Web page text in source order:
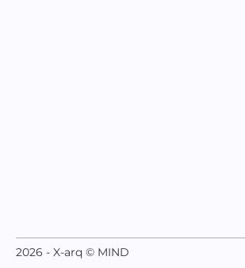
2026 - X-arq © MIND